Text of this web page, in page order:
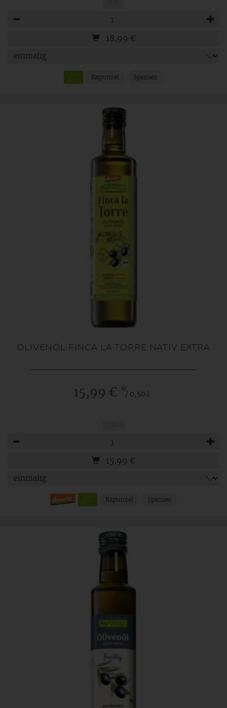
18,99 €
Rapunzel Spanien
OLIVENÖL FINCA LA TORRE NATIV EXTRA
15,99 € */ 0,50 l
15,99 €
Rapunzel Spanien